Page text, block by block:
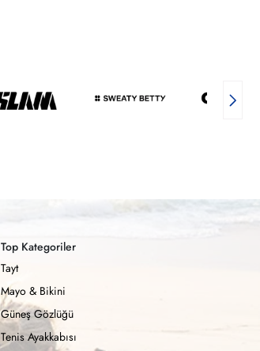
Top Kategoriler
Tayt
Mayo & Bikini
Güneş Gözlüğü
Tenis Ayakkabısı